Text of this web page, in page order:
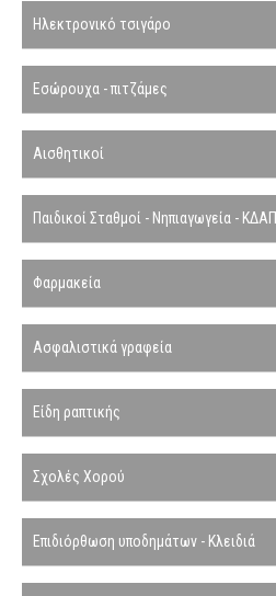
Ηλεκτρονικό τσιγάρο
Εσώρουχα - πιτζάμες
Αισθητικοί
Παιδικοί Σταθμοί - Νηπιαγωγεία - ΚΔΑΠ
Φαρμακεία
Ασφαλιστικά γραφεία
Είδη ραπτικής
Σχολές Χορού
Επιδιόρθωση υποδημάτων - Κλειδιά